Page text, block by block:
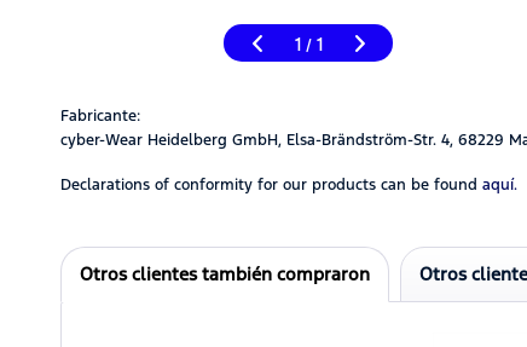
1 / 1
Fabricante:
cyber-Wear Heidelberg GmbH, Elsa-Brändström-Str. 4, 68229
Declarations of conformity for our products can be found aquí.
Otros clientes también compraron Otros